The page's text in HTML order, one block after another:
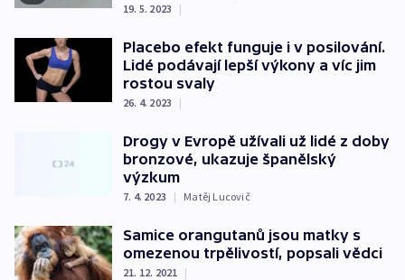
19. 5. 2023 |
Placebo efekt funguje i v posilování.
Lidé podávají lepší výkony a víc jim
rostou svaly
26. 4. 2023 |
Drogy v Evropě užívali už lidé z doby
bronzové, ukazuje španělský
výzkum
7. 4. 2023 | Matěj Lucovič
Samice orangutanů jsou matky s
omezenou trpělivostí, popsali vědci
21. 12. 2021 |